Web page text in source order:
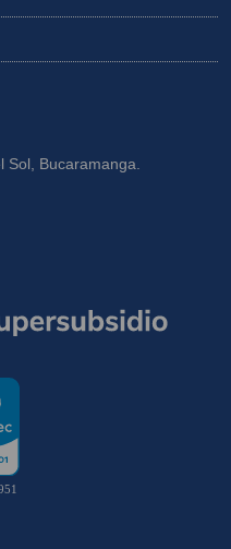
Bucaramanga.